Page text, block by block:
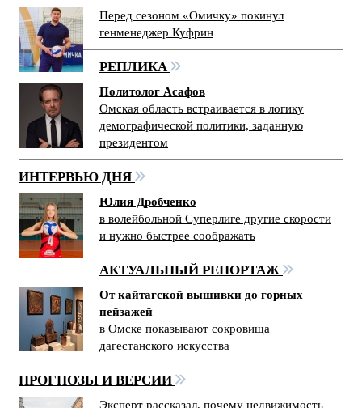
Перед сезоном «Омичку» покинул
генменеджер Куфрин
РЕПЛИКА
Политолог Асафов
Омская область встраивается в логику
демографической политики, заданную
президентом
ИНТЕРВЬЮ ДНЯ
Юлия Дробченко
в волейбольной Суперлиге другие скорости
и нужно быстрее соображать
АКТУАЛЬНЫЙ РЕПОРТАЖ
От кайтагской вышивки до горных
пейзажей
в Омске показывают сокровища
дагестанского искусства
ПРОГНОЗЫ И ВЕРСИИ
Эксперт рассказал, почему недвижимость